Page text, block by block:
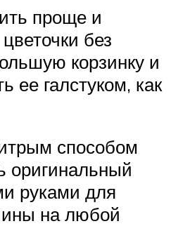
проще и
без
корзинку и
ее галстуком, как
способом
оригинальный
руками для
на любой